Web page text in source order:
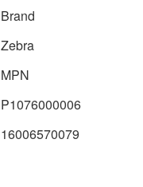
Brand
Zebra
MPN
P1076000006
16006570079